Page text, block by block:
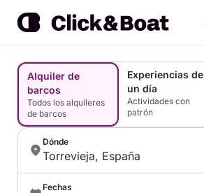
Alquiler de
barcos
Todos los alquileres
de barcos
Experiencias de
un día
Actividades con
patrón
Dónde
Torrevieja, España
Fechas